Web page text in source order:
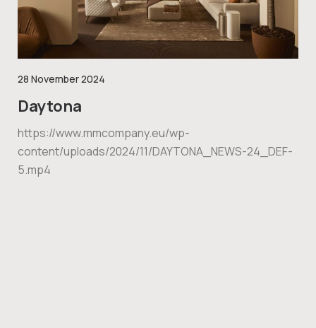
28 November 2024
Daytona
https://www.mmcompany.eu/wp-
content/uploads/2024/11/DAYTONA_NEWS-24_DEF-
5.mp4